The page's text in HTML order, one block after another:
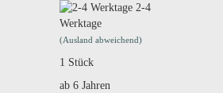
2-4
Werktage
(Ausland abweichend)
1 Stück
ab 6 Jahren